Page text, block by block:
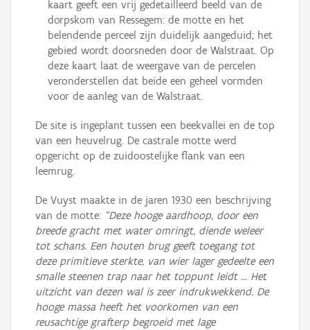
kaart geeft een vrij gedetailleerd beeld van de
dorpskom van Ressegem: de motte en het
belendende perceel zijn duidelijk aangeduid; het
gebied wordt doorsneden door de Walstraat. Op
deze kaart laat de weergave van de percelen
veronderstellen dat beide een geheel vormden
voor de aanleg van de Walstraat.
De site is ingeplant tussen een beekvallei en de top
van een heuvelrug. De castrale motte werd
opgericht op de zuidoostelijke flank van een
leemrug.
De Vuyst maakte in de jaren 1930 een beschrijving
van de motte: “Deze hooge aardhoop, door een
breede gracht met water omringt, diende weleer
tot schans. Een houten brug geeft toegang tot
deze primitieve sterkte, van wier lager gedeelte een
smalle steenen trap naar het toppunt leidt … Het
uitzicht van dezen wal is zeer indrukwekkend. De
hooge massa heeft het voorkomen van een
reusachtige grafterp begroeid met lage